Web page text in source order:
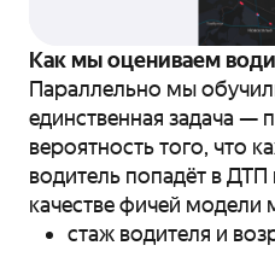
Как мы оцениваем
Параллельно мы
единственная задача —
вероятность того, что
водитель попадёт в
качестве фичей модели
стаж водителя и